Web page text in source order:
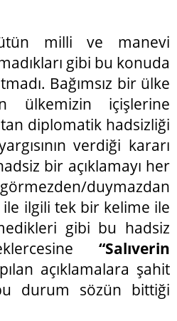
milli ve manevi
gibi bu konuda
Bağımsız bir ülke
ülkemizin içişlerine
diplomatik hadsizliği
verdiği kararı
bir açıklamayı her
duymazdan
ile ilgili tek bir kelime ile
gibi bu hadsiz
“Salıverin
açıklamalara şahit
durum sözün bittiği